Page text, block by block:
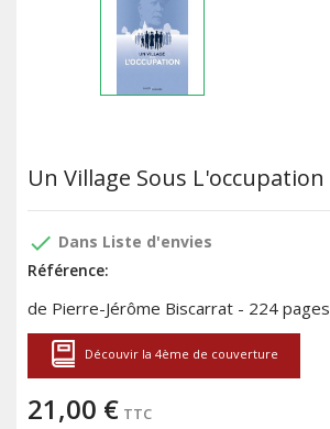
Un Village Sous L'occupation
done Dans Liste d'envies
Référence:
de Pierre-Jérôme Biscarrat - 224 pages
Découvir la 4ème de couverture
21,00 € TTC